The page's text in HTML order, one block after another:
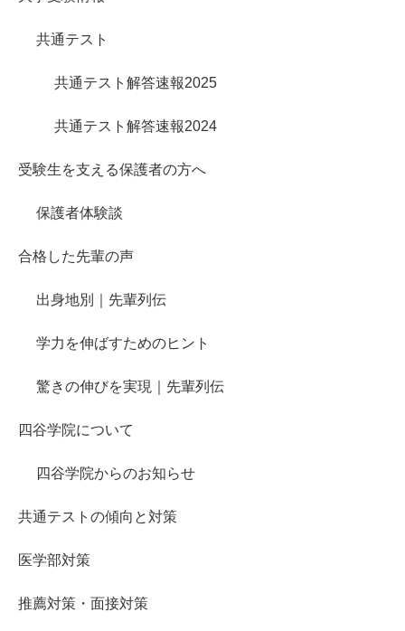
共通テスト
共通テスト解答速報2025
共通テスト解答速報2024
受験生を支える保護者の方へ
保護者体験談
合格した先輩の声
出身地別｜先輩列伝
学力を伸ばすためのヒント
驚きの伸びを実現｜先輩列伝
四谷学院について
四谷学院からのお知らせ
共通テストの傾向と対策
医学部対策
推薦対策・面接対策